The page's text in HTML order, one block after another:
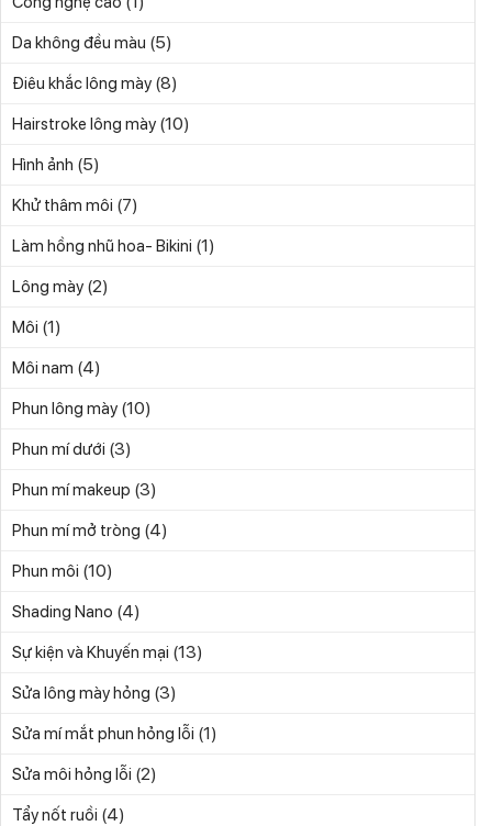
Da không đều màu (5)
Điêu khắc lông mày (8)
Hairstroke lông mày (10)
Hình ảnh (5)
Khử thâm môi (7)
Làm hồng nhũ hoa- Bikini (1)
Lông mày (2)
Môi (1)
Môi nam (4)
Phun lông mày (10)
Phun mí dưới (3)
Phun mí makeup (3)
Phun mí mở tròng (4)
Phun môi (10)
Shading Nano (4)
Sự kiện và Khuyến mại (13)
Sửa lông mày hỏng (3)
Sửa mí mắt phun hỏng lỗi (1)
Sửa môi hỏng lỗi (2)
Tẩy nốt ruồi (4)